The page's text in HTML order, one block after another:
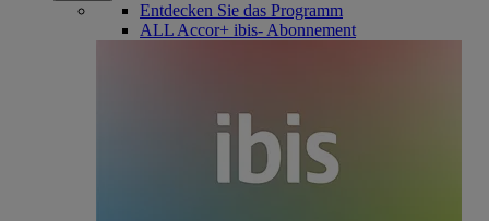
Entdecken Sie das Programm
ALL Accor+ ibis- Abonnement